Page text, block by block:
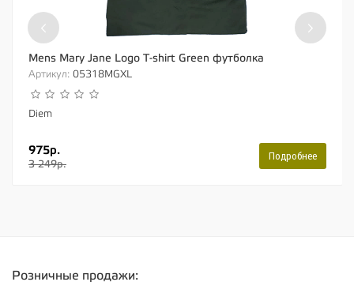
Mens Mary Jane Logo T-shirt Green футболка
Артикул: 05318MGXL
Diem
975р.
3 249р.
Подробнее
‹ ›
Розничные продажи: